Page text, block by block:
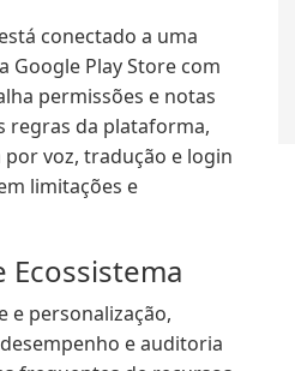
conectado a uma
Google Play Store com
permissões e notas
regras da plataforma,
voz, tradução e login
limitações e
Ecossistema
e personalização,
e auditoria